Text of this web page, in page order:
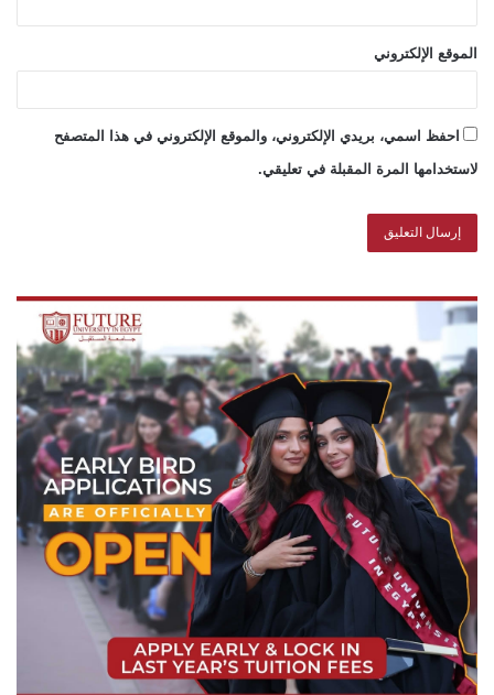
الموقع الإلكتروني
احفظ اسمي، بريدي الإلكتروني، والموقع الإلكتروني في هذا المتصفح
لاستخدامها المرة المقبلة في تعليقي.